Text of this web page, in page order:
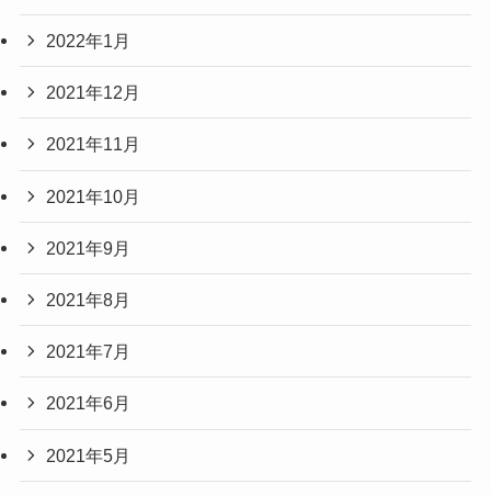
2022年1月
2021年12月
2021年11月
2021年10月
2021年9月
2021年8月
2021年7月
2021年6月
2021年5月